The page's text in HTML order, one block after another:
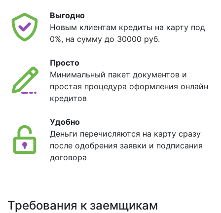
Выгодно
Новым клиентам кредиты на карту под
0%, на сумму до 30000 руб.
Просто
Минимальный пакет документов и
простая процедура оформления онлайн
кредитов
Удобно
Деньги перечисляются на карту сразу
после одобрения заявки и подписания
договора
Требования к заемщикам